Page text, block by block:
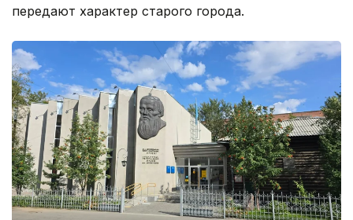
передают характер старого города.